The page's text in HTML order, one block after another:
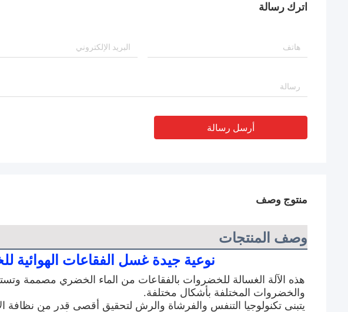
اترك رسالة
أرسل رسالة
منتوج وصف
وصف المنتجات
نوعية جيدة غسل الفقاعات الهوائية
والخضروات المختلفة بأشكال مختلفة.
يتبنى تكنولوجيا التنفس والفرشاة والرش لتحقيق أقصى قدر من نظافة